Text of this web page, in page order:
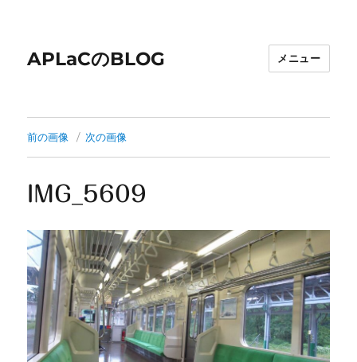
APLaCのBLOG メニュー
前の画像 次の画像
IMG_5609